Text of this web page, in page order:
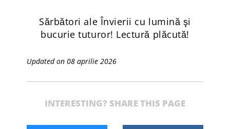
Sărbători ale Învierii cu lumină şi
bucurie tuturor! Lectură plăcută!
Updated on 08 aprilie 2026
INTERESTING? SHARE THIS PAGE